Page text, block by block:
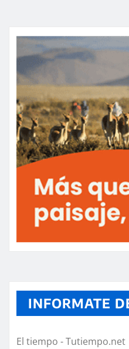
INFORMATE
El tiempo - Tutiempo.net